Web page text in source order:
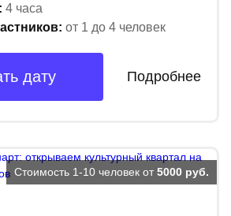
4 часа
от 1 до 4 человек
дату Подробнее
Стоимость 1-10 человек от 5000 руб.